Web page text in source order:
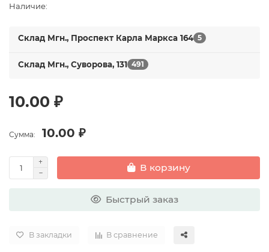
Наличие:
Склад Мгн., Проспект Карла Маркса 164 5
Склад Мгн., Суворова, 131 491
10.00 ₽
Сумма: 10.00 ₽
В корзину
Быстрый заказ
В закладки В сравнение